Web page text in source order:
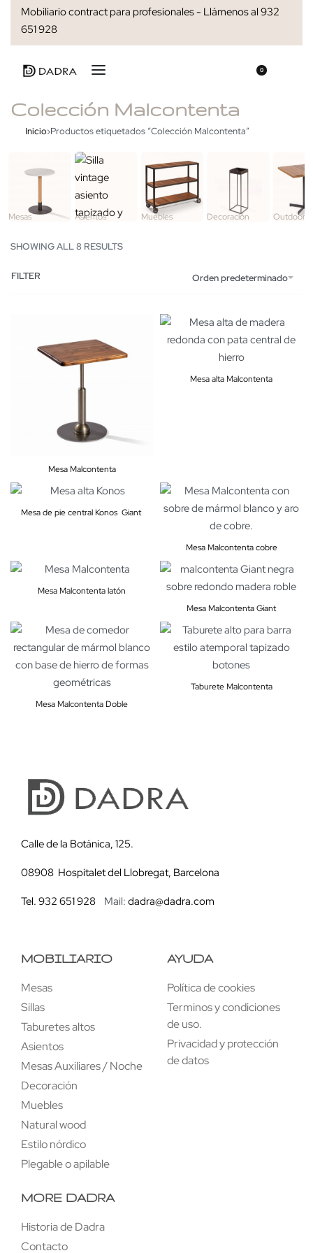
Mobiliario contract para profesionales - Llámenos al 932
651 928
0
Colección Malcontenta
Inicio›Productos etiquetados “Colección Malcontenta”
Mesas Asientos Muebles Decoración Outdoor
SHOWING ALL 8 RESULTS
Orden predeterminado
FILTER
Mesa Malcontenta
Mesa alta Malcontenta
Mesa de pie central Konos Giant
Mesa Malcontenta cobre
Mesa Malcontenta latón
Mesa Malcontenta Giant
Mesa Malcontenta Doble
Taburete Malcontenta
Calle de la Botánica, 125.
08908 Hospitalet del Llobregat, Barcelona
Tel. 932 651 928 Mail: dadra@dadra.com
MOBILIARIO
Mesas
Sillas
Taburetes altos
Asientos
Mesas Auxiliares / Noche
Decoración
Muebles
Natural wood
Estilo nórdico
Plegable o apilable
AYUDA
Política de cookies
Terminos y condiciones
de uso.
Privacidad y protección
de datos
MORE DADRA
Historia de Dadra
Contacto